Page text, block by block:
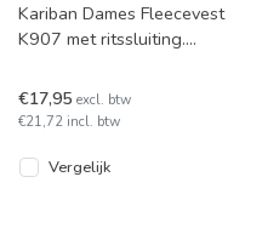
Kariban Dames Fleecevest
K907 met ritssluiting.
maatvoering en
kleurkeuze!
€17,95 excl. btw
€21,72 incl. btw
Vergelijk